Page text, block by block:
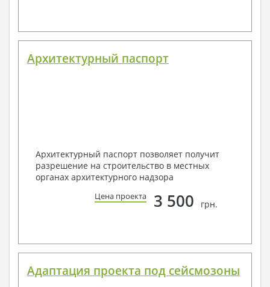
Архитектурный паспорт
Архитектурный паспорт позволяет получит
разрешение на строительство в местных
органах архитектурного надзора
Цена проекта 3 500 грн.
Адаптация проекта под сейсмозоны